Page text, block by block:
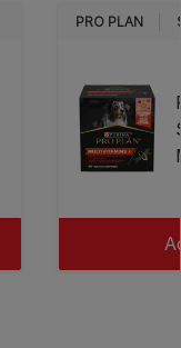
PRO PLAN